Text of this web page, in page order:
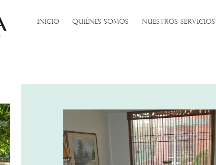
INICIO QUIÉNES SOMOS NUESTROS SERVICIOS